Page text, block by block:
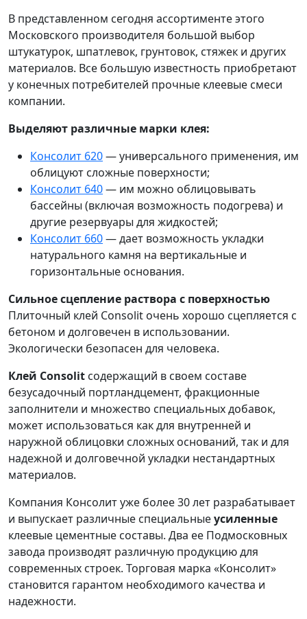
В представленном сегодня ассортименте этого
Московского производителя большой выбор
штукатурок, шпатлевок, грунтовок, стяжек и других
материалов. Все большую известность приобретают
у конечных потребителей прочные клеевые смеси
компании.
Выделяют различные марки клея:
Консолит 620— универсального применения, им
облицуют сложные поверхности;
Консолит 640— им можно облицовывать
бассейны (включая возможность подогрева) и
другие резервуары для жидкостей;
Консолит 660— дает возможность укладки
натурального камня на вертикальные и
горизонтальные основания.
Сильное сцепление раствора с поверхностью
Плиточный клей Consolit очень хорошо сцепляется с
бетоном и долговечен в использовании.
Экологически безопасен для человека.
Клей Consolit содержащий в своем составе
безусадочный портландцемент, фракционные
заполнители и множество специальных добавок,
может использоваться как для внутренней и
наружной облицовки сложных оснований, так и для
надежной и долговечной укладки нестандартных
материалов.
Компания Консолит уже более 30 лет разрабатывает
и выпускает различные специальныеусиленные
клеевые цементные составы. Два ее Подмосковных
завода производят различную продукцию для
современных строек. Торговая марка «Консолит»
становится гарантом необходимого качества и
надежности.